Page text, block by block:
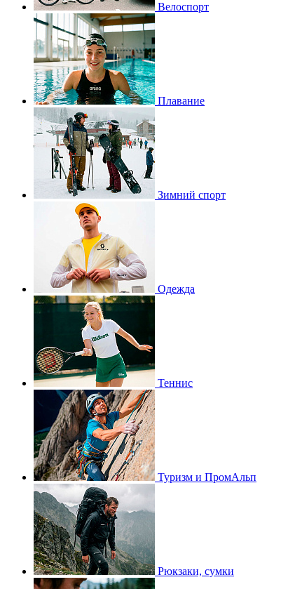
Велоспорт
Плавание
Зимний спорт
Одежда
Теннис
Туризм и ПромАльп
Рюкзаки, сумки